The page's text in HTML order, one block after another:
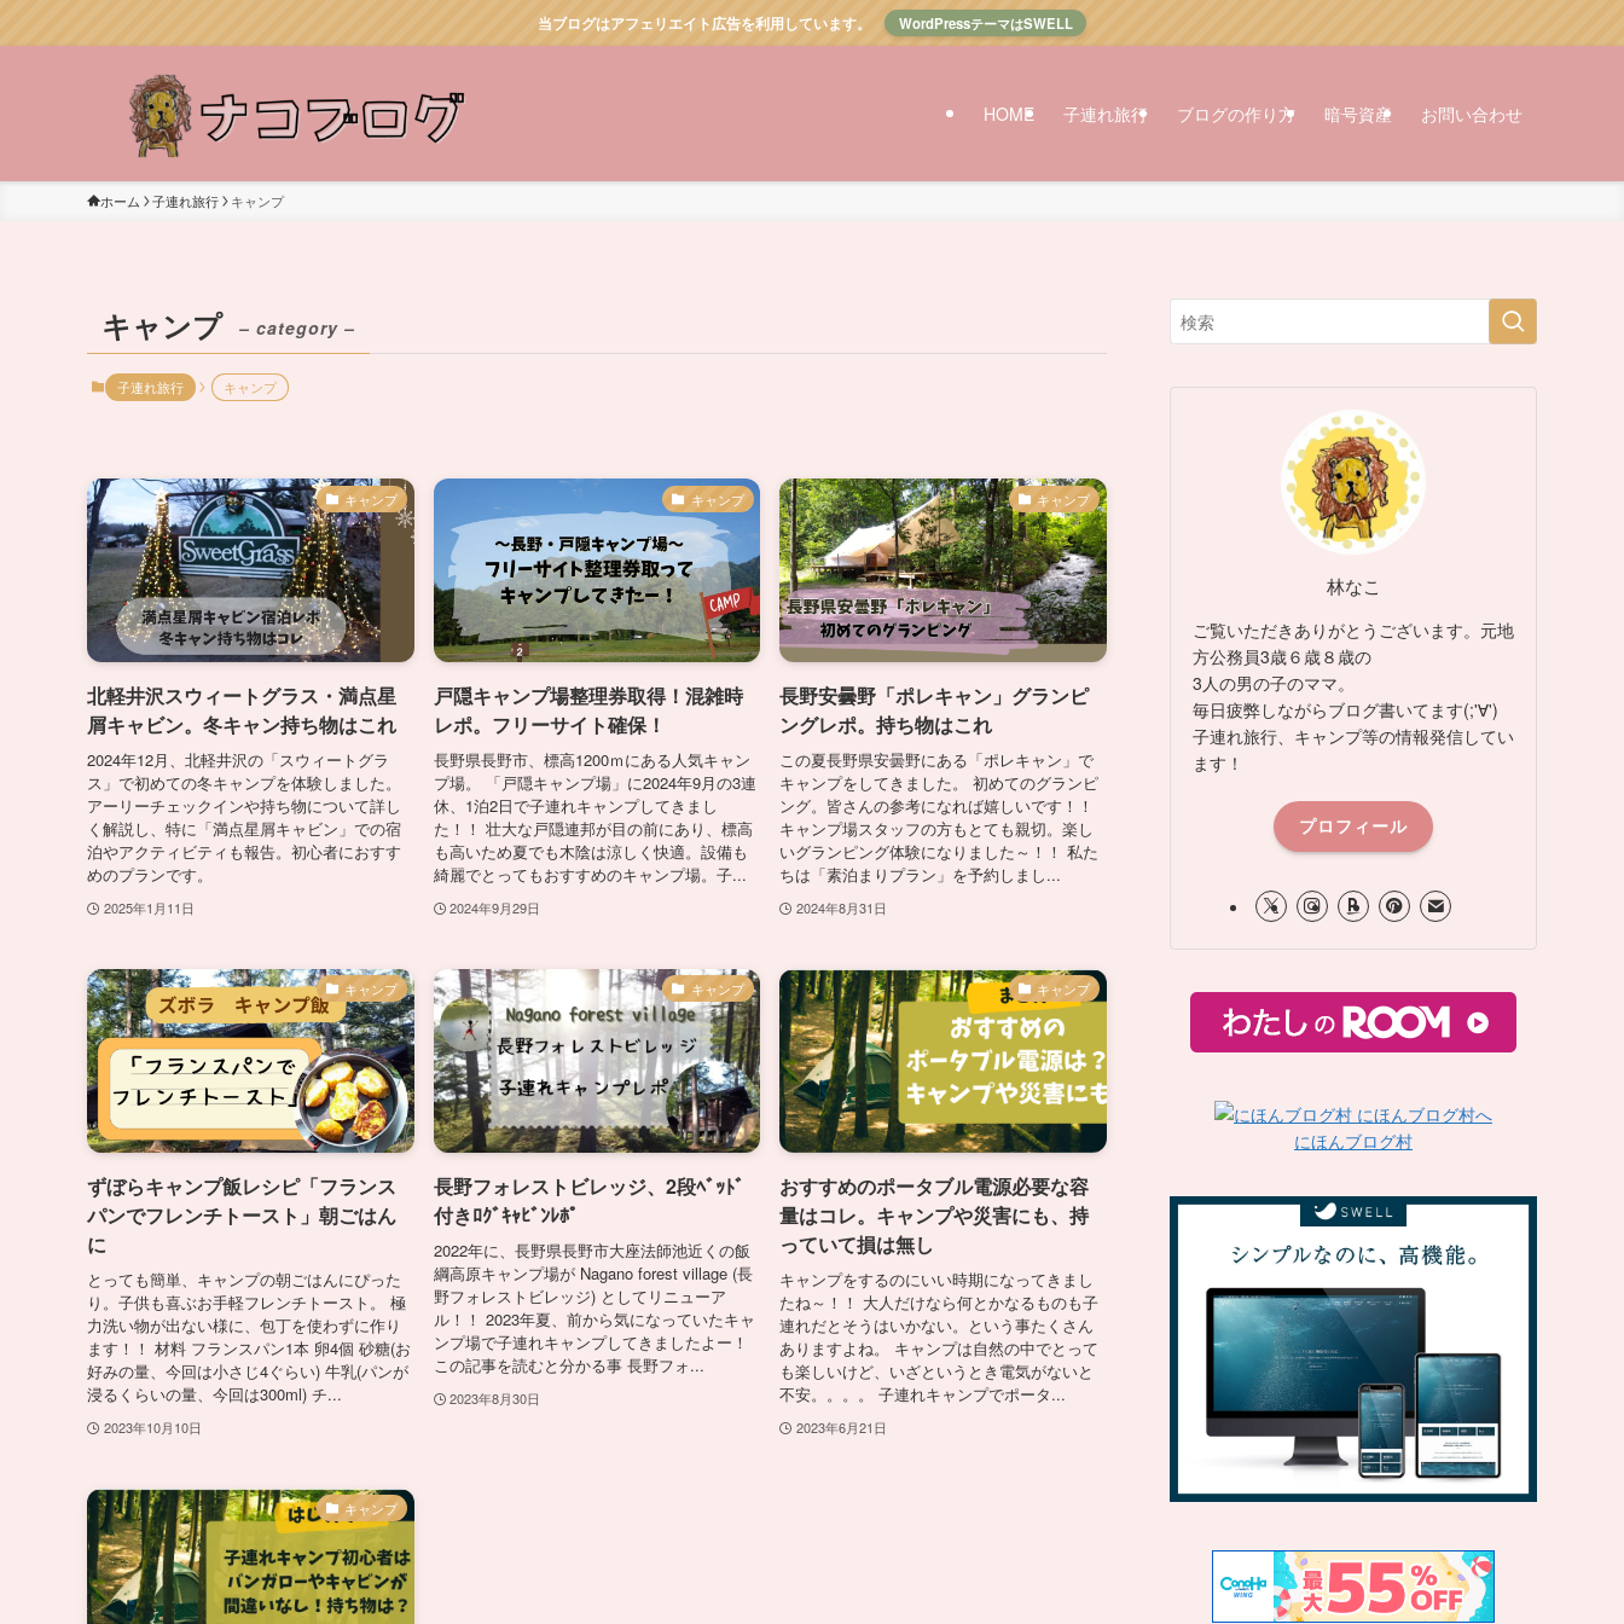
当ブログはアフェリエイト広告を利用しています。 WordPressテーマはSWELL
HOME 子連れ旅行 ブログの作り方 暗号資産 お問い合わせ
ホーム 子連れ旅行 キャンプ
キャンプ – category –
子連れ旅行 キャンプ
キャンプ
北軽井沢スウィートグラス・満点星
屑キャビン。冬キャン持ち物はこれ
2024年12月、北軽井沢の「スウィートグラ
ス」で初めての冬キャンプを体験しました。
アーリーチェックインや持ち物について詳し
く解説し、特に「満点星屑キャビン」での宿
泊やアクティビティも報告。初心者におすす
めのプランです。
2025年1月11日
キャンプ
戸隠キャンプ場整理券取得！混雑時
レポ。フリーサイト確保！
長野県長野市、標高1200ｍにある人気キャン
プ場。 「戸隠キャンプ場」に2024年9月の3連
休、1泊2日で子連れキャンプしてきまし
た！！ 壮大な戸隠連邦が目の前にあり、標高
も高いため夏でも木陰は涼しく快適。設備も
綺麗でとってもおすすめのキャンプ場。子...
2024年9月29日
キャンプ
長野安曇野「ポレキャン」グランピ
ングレポ。持ち物はこれ
この夏長野県安曇野にある「ポレキャン」で
キャンプをしてきました。 初めてのグランピ
ング。皆さんの参考になれば嬉しいです！！
キャンプ場スタッフの方もとても親切。楽し
いグランピング体験になりました～！！ 私た
ちは「素泊まりプラン」を予約しまし...
2024年8月31日
キャンプ
ずぼらキャンプ飯レシピ「フランス
パンでフレンチトースト」朝ごはん
に
とっても簡単、キャンプの朝ごはんにぴった
り。子供も喜ぶお手軽フレンチトースト。 極
力洗い物が出ない様に、包丁を使わずに作り
ます！！ 材料 フランスパン1本 卵4個 砂糖(お
好みの量、今回は小さじ4ぐらい) 牛乳(パンが
浸るくらいの量、今回は300ml) チ...
2023年10月10日
キャンプ
長野フォレストビレッジ、2段ﾍﾞｯﾄﾞ
付きﾛｸﾞｷｬﾋﾞﾝﾚﾎﾟ
2022年に、長野県長野市大座法師池近くの飯
綱高原キャンプ場が Nagano forest village (長
野フォレストビレッジ) としてリニューア
ル！！ 2023年夏、前から気になっていたキャ
ンプ場で子連れキャンプしてきましたよー！
この記事を読むと分かる事 長野フォ...
2023年8月30日
キャンプ
おすすめのポータブル電源必要な容
量はコレ。キャンプや災害にも、持
っていて損は無し
キャンプをするのにいい時期になってきまし
たね～！！ 大人だけなら何とかなるものも子
連れだとそうはいかない。という事たくさん
ありますよね。 キャンプは自然の中でとって
も楽しいけど、いざというとき電気がないと
不安。。。。 子連れキャンプでポータ...
2023年6月21日
キャンプ
林なこ
ご覧いただきありがとうございます。元地
方公務員3歳６歳８歳の
3人の男の子のママ。
毎日疲弊しながらブログ書いてます(;'∀')
子連れ旅行、キャンプ等の情報発信してい
ます！
プロフィール
にほんブログ村